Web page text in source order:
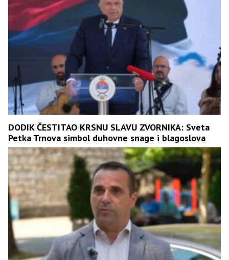
DODIK ČESTITAO KRSNU SLAVU ZVORNIKA: Sveta
Petka Trnova simbol duhovne snage i blagoslova